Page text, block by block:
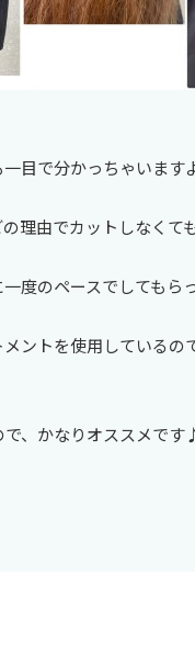
目で分かっちゃいます
理由でカットしなく
度のペースでしてもらっ
ントを使用している
、かなりオススメです